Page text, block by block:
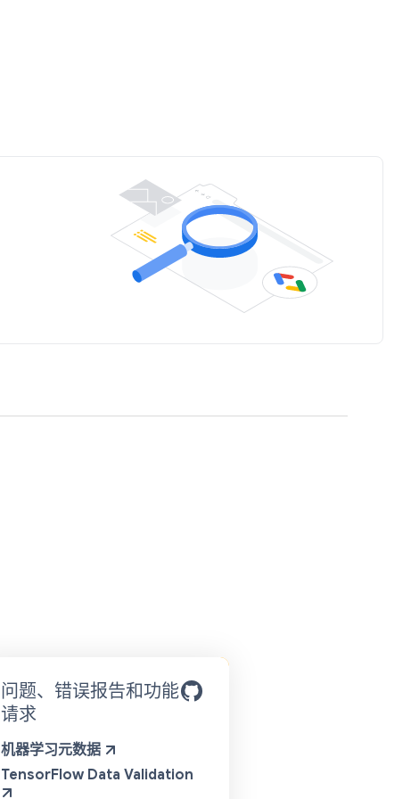
问题、错误报告和功能
请求
机器学习元数据
TensorFlow Data Validation